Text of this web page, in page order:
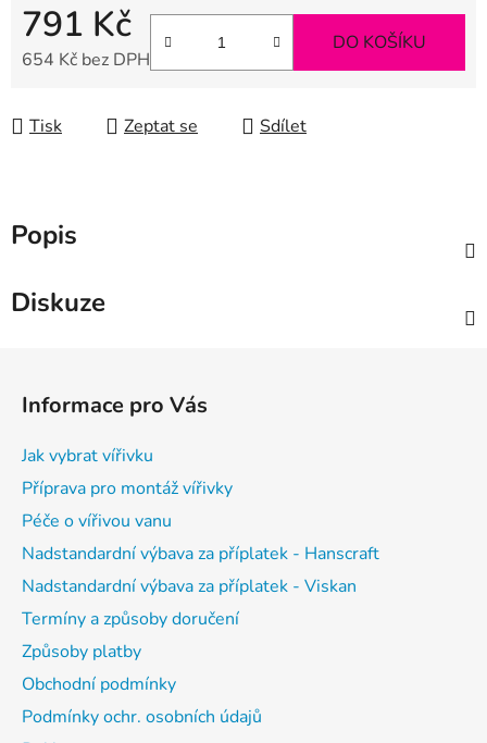
791 Kč
654 Kč bez DPH
DO KOŠÍKU
Tisk Zeptat se Sdílet
Popis
Diskuze
Informace pro Vás
Jak vybrat vířivku
Příprava pro montáž vířivky
Péče o vířivou vanu
Nadstandardní výbava za příplatek - Hanscraft
Nadstandardní výbava za příplatek - Viskan
Termíny a způsoby doručení
Způsoby platby
Obchodní podmínky
Podmínky ochr. osobních údajů